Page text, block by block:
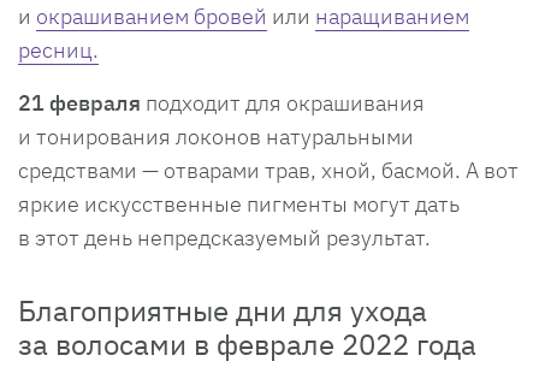
и окрашиванием бровей или наращиванием
ресниц.
21 февраля подходит для окрашивания
и тонирования локонов натуральными
средствами — отварами трав, хной, басмой. А вот
яркие искусственные пигменты могут дать
в этот день непредсказуемый результат.
Благоприятные дни для ухода
за волосами в феврале 2022 года